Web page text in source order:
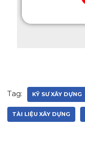
Tag: KỸ SƯ XÂY DỰNG
TÀI LIỆU XÂY DỰNG